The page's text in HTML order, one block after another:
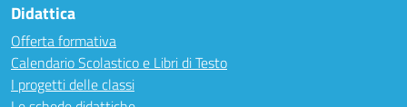
Didattica
Offerta formativa
Calendario Scolastico e Libri di Testo
I progetti delle classi